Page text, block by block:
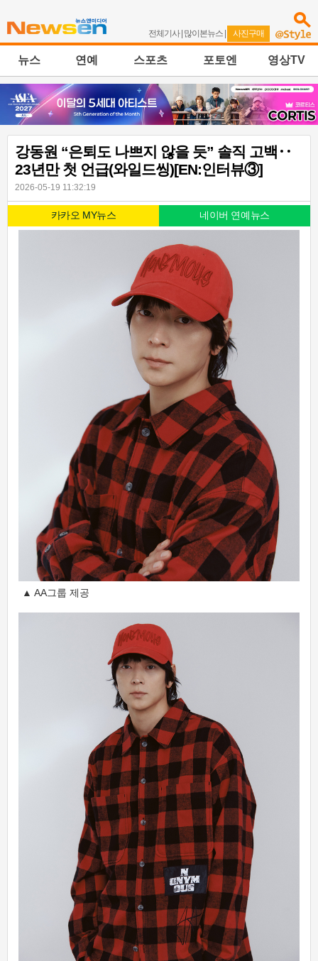
전체기사| 많이본뉴스 | 사진구매
뉴스 연예 스포츠 포토엔 영상TV
강동원 “은퇴도 나쁘지 않을 듯” 솔직 고백‥
23년만 첫 언급(와일드씽)[EN:인터뷰③]
2026-05-19 11:32:19
카카오 MY뉴스 네이버 연예뉴스
▲ AA그룹 제공